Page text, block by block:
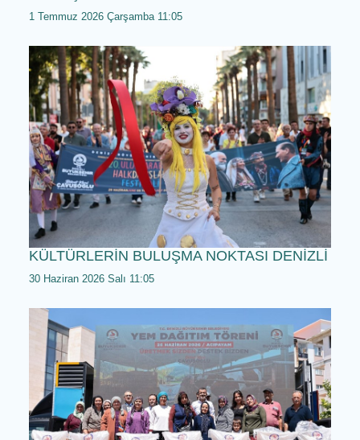
DENİZLİ BÜYÜKŞEHİR TARLALARDA
EMEKÇİNİN YANINDA
1 Temmuz 2026 Çarşamba 11:05